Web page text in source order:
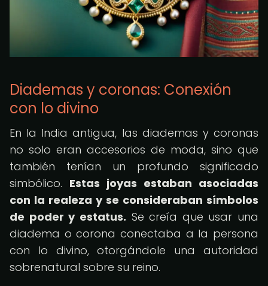
Diademas y coronas: Conexión
con lo divino
En la India antigua, las diademas y coronas
no solo eran accesorios de moda, sino que
también tenían un profundo significado
simbólico. Estas joyas estaban asociadas
con la realeza y se consideraban símbolos
de poder y estatus. Se creía que usar una
diadema o corona conectaba a la persona
con lo divino, otorgándole una autoridad
sobrenatural sobre su reino.